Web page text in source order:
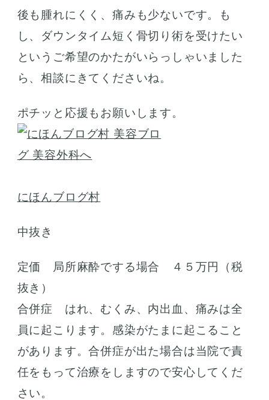
後も腫れにくく、痛みも少ないです。も
し、ダウンタイム短く骨切り術を受けたい
というご希望のかたがいらっしゃいました
ら、相談にきてくださいね。
ポチッと応援もお願いします。
にほんブログ村
中抜き
定価 局所麻酔でする場合 ４５万円（税
抜き）
合併症 はれ、むくみ、内出血、痛みは全
員に起こります。感染がたまに起こること
があります。合併症が出た場合は当院で責
任をもって治療をしますので安心してくだ
さい。